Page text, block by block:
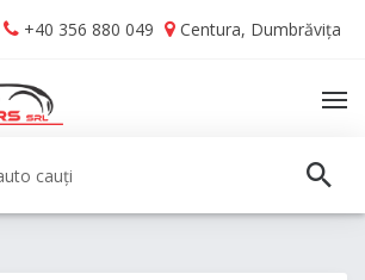
+40 356 880 049 Centura, Dumbrăvița